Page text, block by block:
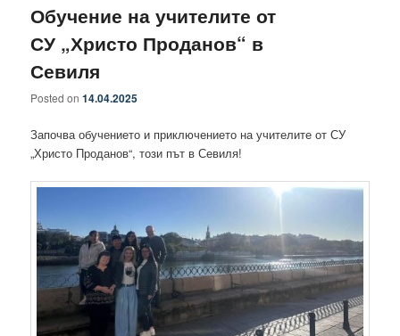
Обучение на учителите от
СУ „Христо Проданов“ в
Севиля
Posted on14.04.2025
Започва обучението и приключението на учителите от СУ
„Христо Проданов“, този път в Севиля!